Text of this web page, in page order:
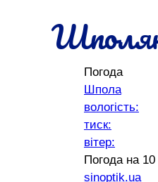
Погода
Шпола
вологість:
тиск:
вітер:
Погода на 10
sinoptik.ua